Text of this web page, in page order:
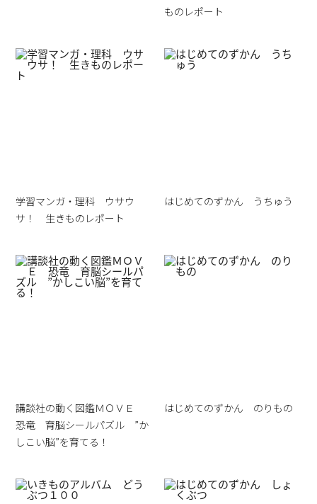
ものレポート
学習マンガ・理科 ウサウ
サ！ 生きものレポート
はじめてのずかん うちゅう
講談社の動く図鑑ＭＯＶＥ
恐竜 育脳シールパズル ”か
しこい脳”を育てる！
はじめてのずかん のりもの